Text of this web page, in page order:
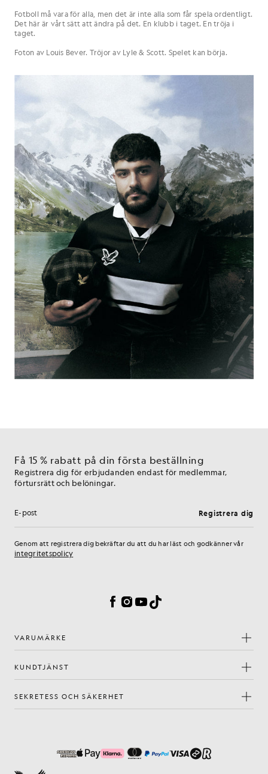
Fotboll må vara för alla, men det är inte alla som får spela ordentligt.
Det här är vårt sätt att ändra på det. En klubb i taget. En tröja i
taget.
Foton av Louis Bever. Tröjor av Lyle & Scott. Spelet kan börja.
Få 15 % rabatt på din första beställning
Registrera dig för erbjudanden endast för medlemmar,
förtursrätt och belöningar.
E-postadress Registrera dig
Genom att registrera dig bekräftar du att du har läst och godkänner vår
integritetspolicy
Facebook
Instagram
YouTube
TikTok
VARUMÄRKE
KUNDTJÄNST
SEKRETESS OCH SÄKERHET